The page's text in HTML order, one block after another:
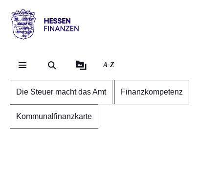
Hessen
Finanzen
A-Z
Die Steuer macht das Amt Finanzkompetenz
Kommunalfinanzkarte